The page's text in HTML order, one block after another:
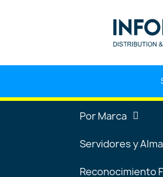
Por Marca
Servidores y
Reconocimiento